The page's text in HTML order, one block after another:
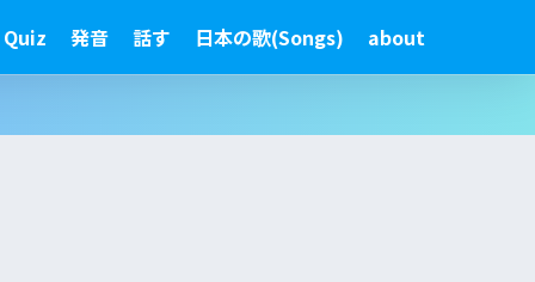
発音 話す 日本の歌(Songs) about